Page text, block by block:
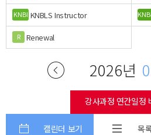
KNBI KNBLS Instructor
R Renewal
2026년
강사과정 연간일정
캘린더 보기 목